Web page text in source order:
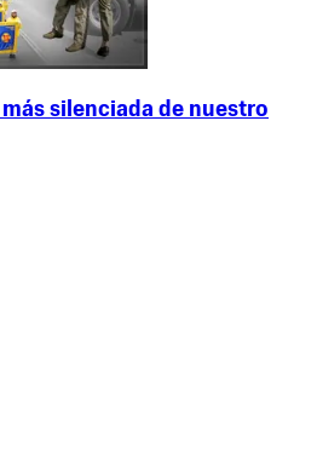
más silenciada de nuestro